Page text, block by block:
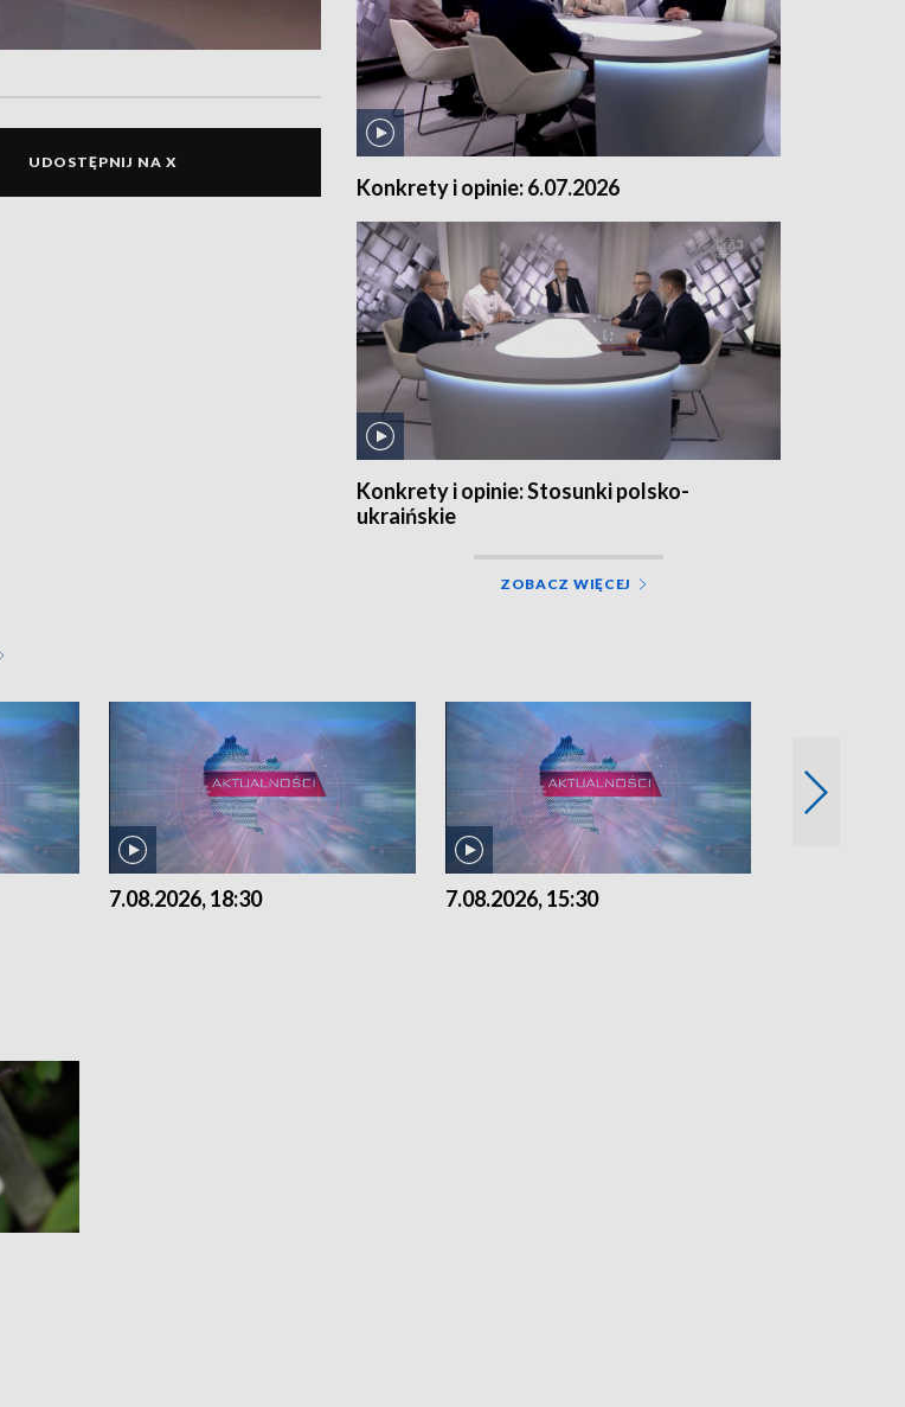
UDOSTĘPNIJ NA X
Konkrety i opinie: 6.07.2026
Konkrety i opinie: Stosunki polsko-
ukraińskie
ZOBACZ WIĘCEJ
7.08.2026, 18:30 7.08.2026, 15:30